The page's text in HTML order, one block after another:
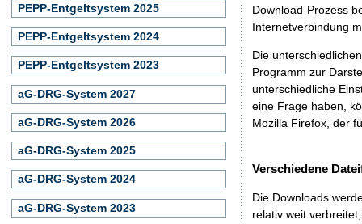
Download-Prozess
Internetverbindung
Die
Programm zur
unterschiedliche
eine Frage haben,
Mozilla Firefox, der
Verschiedene
Die Downloads
relativ weit
PEPP-Entgeltsystem 2025
PEPP-Entgeltsystem 2024
PEPP-Entgeltsystem 2023
aG-DRG-System 2027
aG-DRG-System 2026
aG-DRG-System 2025
aG-DRG-System 2024
aG-DRG-System 2023